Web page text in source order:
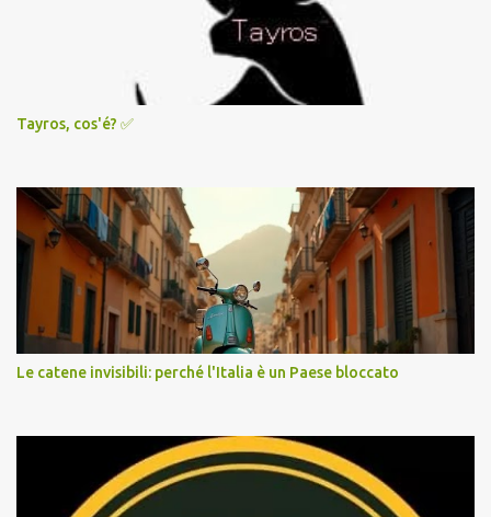
Tayros, cos'é? ✅️
Le catene invisibili: perché l'Italia è un Paese bloccato